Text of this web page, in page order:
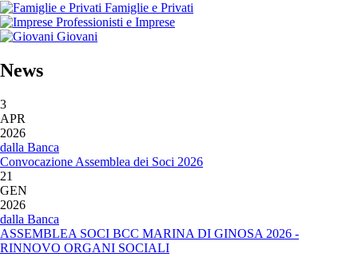
Famiglie e Privati
Professionisti e Imprese
Giovani
News
3
APR
2026
dalla Banca
Convocazione Assemblea dei Soci 2026
21
GEN
2026
dalla Banca
ASSEMBLEA SOCI BCC MARINA DI GINOSA 2026 -
RINNOVO ORGANI SOCIALI